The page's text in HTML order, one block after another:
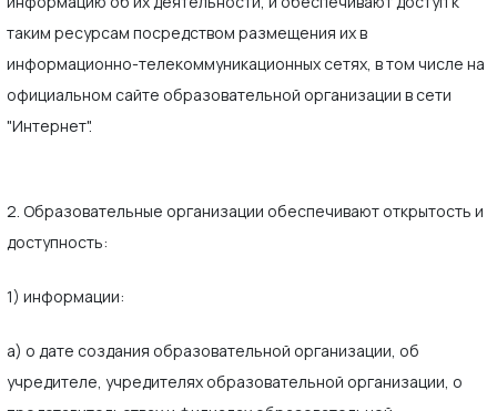
таким ресурсам посредством размещения их в
информационно-телекоммуникационных сетях, в том числе на
официальном сайте образовательной организации в сети
"Интернет".
2. Образовательные организации обеспечивают открытость и
доступность:
1) информации:
а) о дате создания образовательной организации, об
учредителе, учредителях образовательной организации, о